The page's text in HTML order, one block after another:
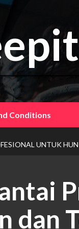
Conditions
UNTUK
dan